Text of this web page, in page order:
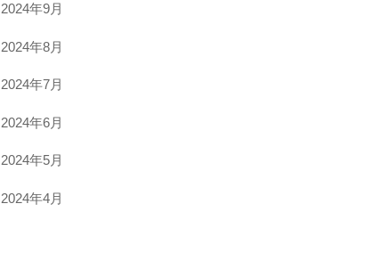
2024年9月
2024年8月
2024年7月
2024年6月
2024年5月
2024年4月